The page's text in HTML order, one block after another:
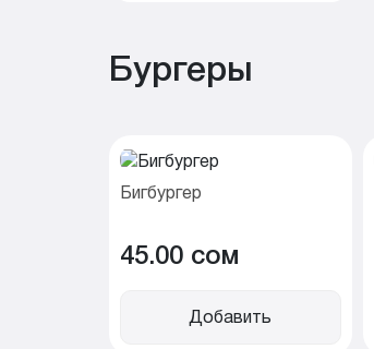
Бургеры
Бигбургер
45.00 cом
Добавить